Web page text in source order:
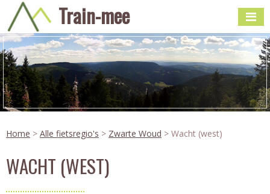
Train-mee
Home > Alle fietsregio's > Zwarte Woud > Wacht (west)
WACHT (WEST)